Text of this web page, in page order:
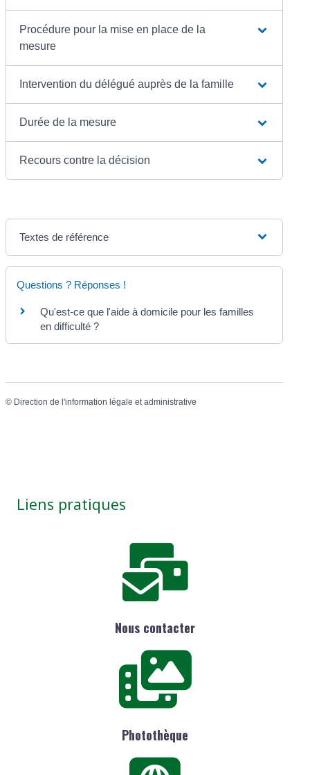
Procédure pour la mise en place de la
mesure
Intervention du délégué auprès de la famille
Durée de la mesure
Recours contre la décision
Textes de référence
Questions ? Réponses !
Qu'est-ce que l'aide à domicile pour les familles
en difficulté ?
© Direction de l'information légale et administrative
Liens pratiques
Nous contacter
Photothèque